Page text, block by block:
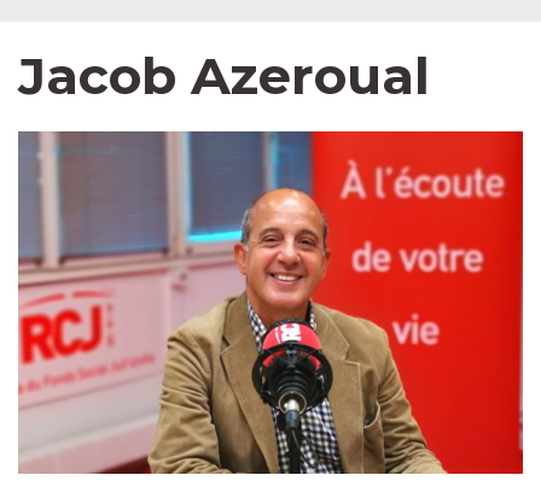
Jacob Azeroual